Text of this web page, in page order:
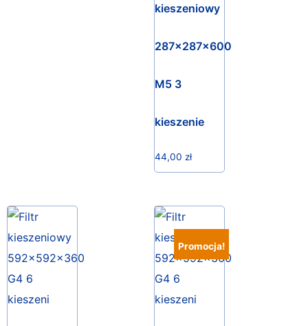
kieszeniowy
287x287x600
M5 3
kieszenie
44,00 zł
Promocja!